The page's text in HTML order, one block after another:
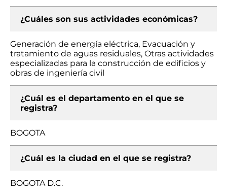
¿Cuáles son sus actividades económicas?
Generación de energía eléctrica, Evacuación y
tratamiento de aguas residuales, Otras actividades
especializadas para la construcción de edificios y
obras de ingeniería civil
¿Cuál es el departamento en el que se
registra?
BOGOTA
¿Cuál es la ciudad en el que se registra?
BOGOTA D.C.